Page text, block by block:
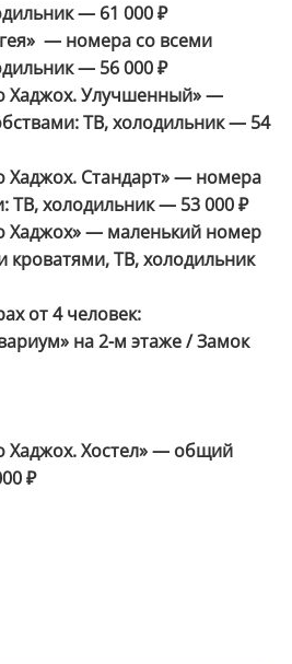
— 61 000 ₽
— номера со всеми
— 56 000 ₽
Хаджох. Улучшенный» —
ТВ, холодильник — 54
Хаджох. Стандарт» — номера
ТВ, холодильник — 53 000 ₽
Хаджох» — маленький номер
кроватями, ТВ, холодильник
от 4 человек:
на 2-м этаже / Замок
Хаджох. Хостел» — общий
₽